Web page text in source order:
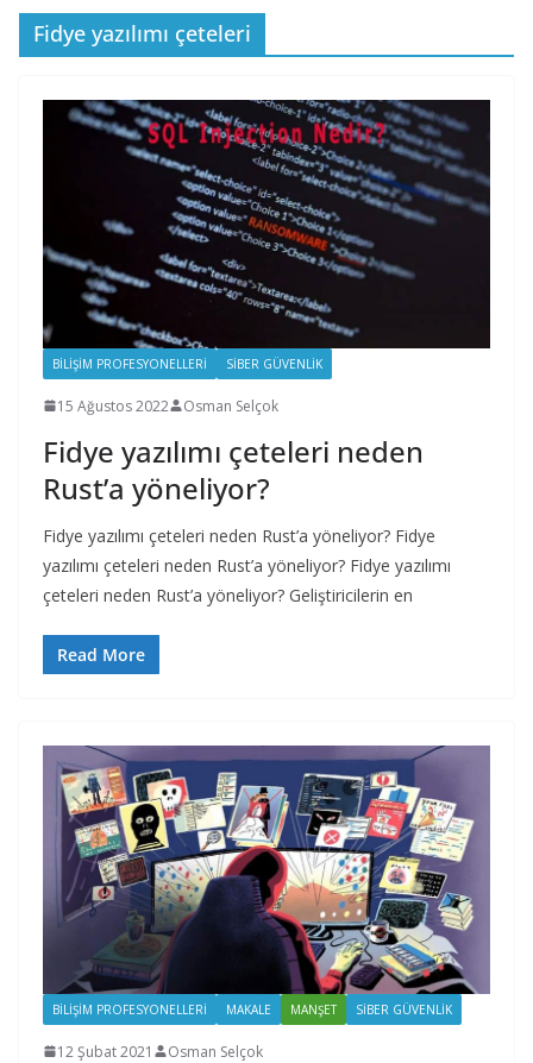
Fidye yazılımı çeteleri
BILIŞIM PROFESYONELLERI SIBER GÜVENLIK
15 Ağustos 2022 Osman Selçok
Fidye yazılımı çeteleri neden
Rust’a yöneliyor?
Fidye yazılımı çeteleri neden Rust’a yöneliyor? Fidye
yazılımı çeteleri neden Rust’a yöneliyor? Fidye yazılımı
çeteleri neden Rust’a yöneliyor? Geliştiricilerin en
Read More
BILIŞIM PROFESYONELLERI MAKALE MANŞET SIBER GÜVENLIK
12 Şubat 2021 Osman Selçok